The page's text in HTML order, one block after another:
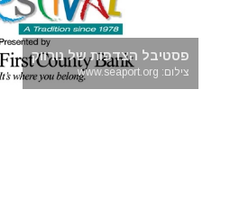
פסטיבל הצדפות של נורווק
צילום: www.seaport.org